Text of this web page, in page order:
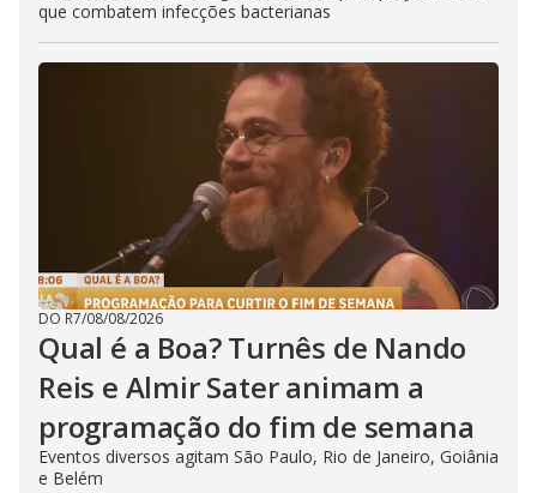
que combatem infecções bacterianas
DO R7/08/08/2026
Qual é a Boa? Turnês de Nando
Reis e Almir Sater animam a
programação do fim de semana
Eventos diversos agitam São Paulo, Rio de Janeiro, Goiânia
e Belém